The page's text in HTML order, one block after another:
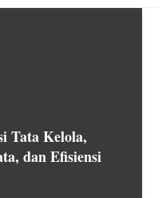
Tata Kelola,
dan Efisiensi